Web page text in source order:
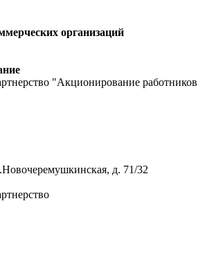
организаций
"Акционирование работников
д. 71/32